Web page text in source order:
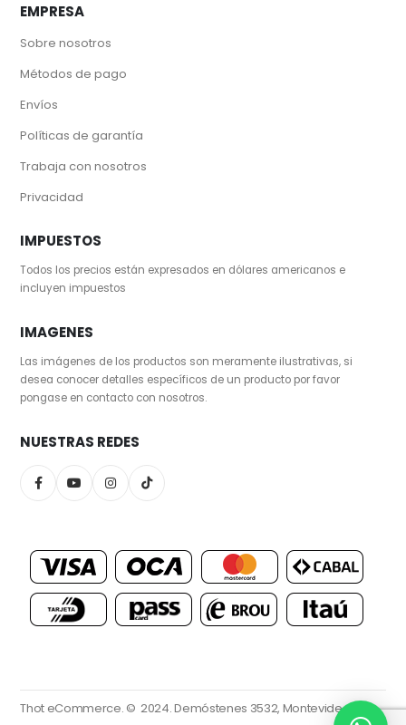
EMPRESA
Sobre nosotros
Métodos de pago
Envíos
Políticas de garantía
Trabaja con nosotros
Privacidad
IMPUESTOS
Todos los precios están expresados en dólares americanos e
incluyen impuestos
IMAGENES
Las imágenes de los productos son meramente ilustrativas, si
desea conocer detalles específicos de un producto por favor
pongase en contacto con nosotros.
NUESTRAS REDES
Thot eCommerce. © 2024.Demóstenes 3532, Montevideo.